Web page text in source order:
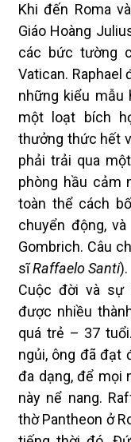
Khi đến Roma
Giáo Hoàng
các bức tường
Vatican. Raphael
những kiểu mẫu
một loạt bích
thưởng thức hết
phải trải qua
phòng hầu cảm
toàn thể cách
chuyển động,
Gombrich. Câu
sĩRaffaelo Santi).
Cuộc đời và sự
được nhiều
quá trẻ – 37
ngủi, ông đã đạt
đa dạng, để mọi
này nể nang.
thờ Pantheon ở